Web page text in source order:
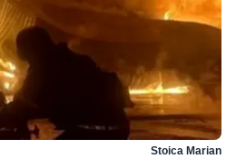
Stoica Marian